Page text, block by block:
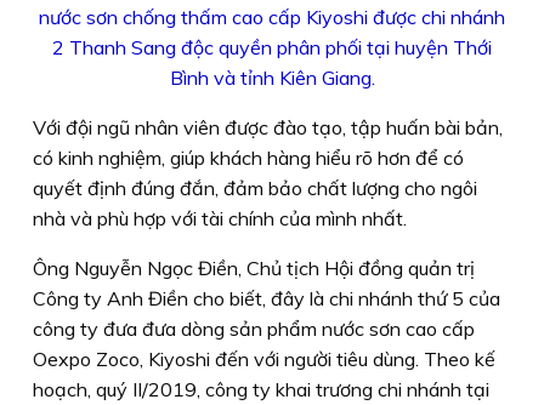
nước sơn chống thấm cao cấp Kiyoshi được chi nhánh
2 Thanh Sang độc quyền phân phối tại huyện Thới
Bình và tỉnh Kiên Giang.
Với đội ngũ nhân viên được đào tạo, tập huấn bài bản,
có kinh nghiệm, giúp khách hàng hiểu rõ hơn để có
quyết định đúng đắn, đảm bảo chất lượng cho ngôi
nhà và phù hợp với tài chính của mình nhất.
Ông Nguyễn Ngọc Điền, Chủ tịch Hội đồng quản trị
Công ty Anh Điền cho biết, đây là chi nhánh thứ 5 của
công ty đưa đưa dòng sản phẩm nước sơn cao cấp
Oexpo Zoco, Kiyoshi đến với người tiêu dùng. Theo kế
hoạch, quý II/2019, công ty khai trương chi nhánh tại